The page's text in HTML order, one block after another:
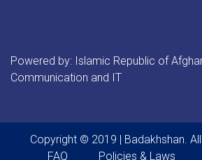
Powered by: Islamic Republic of
Communication and IT
Copyright © 2019 | Badakhshan.
FAQ Policies & Laws